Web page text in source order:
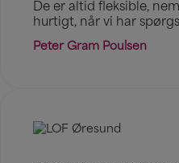
De er altid fleksible,
hurtigt, når vi har
Peter Gram Poulsen